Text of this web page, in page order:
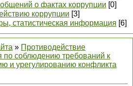
о фактах коррупции [0]
коррупции [3]
статистическая информация [6]
» Противодействие
по соблюдению требований к
и урегулированию конфликта